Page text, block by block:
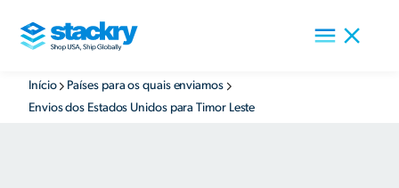
Início
Países para os quais enviamos
Envios dos Estados Unidos para Timor Leste